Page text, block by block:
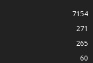
7154
271
265
60